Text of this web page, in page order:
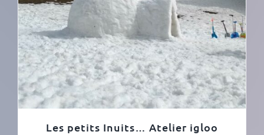
Les petits Inuits… Atelier igloo